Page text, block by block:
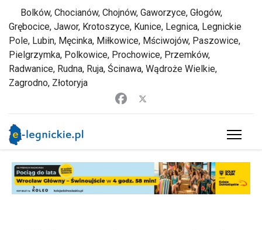
Bolków, Chocianów, Chojnów, Gaworzyce, Głogów,
Grębocice, Jawor, Krotoszyce, Kunice, Legnica, Legnickie
Pole, Lubin, Męcinka, Miłkowice, Mściwojów, Paszowice,
Pielgrzymka, Polkowice, Prochowice, Przemków,
Radwanice, Rudna, Ruja, Ścinawa, Wądroże Wielkie,
Zagrodno, Złotoryja